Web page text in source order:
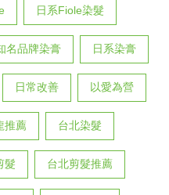
日系Fiole染髮
名品牌染膏 日系染膏
日常改善 以愛為營
推薦 台北染髮
髮 台北剪髮推薦